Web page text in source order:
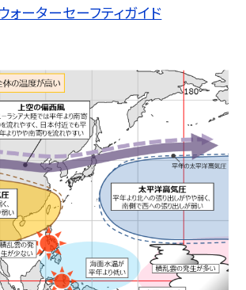
ーターセーフティガイド